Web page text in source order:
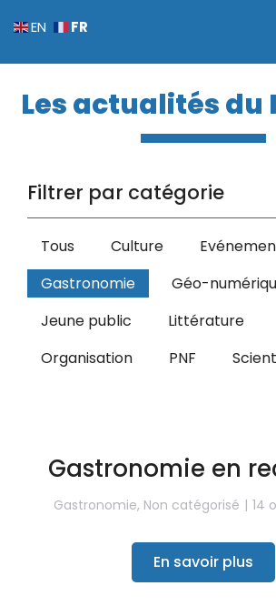
Les actualités du
Filtrer par catégorie
Tous Culture
Gastronomie
Géo-
Jeune public
Littérature
Organisation
PNF
Gastronomie en
Gastronomie, Non catégorisé 14
En savoir plus
EN FR